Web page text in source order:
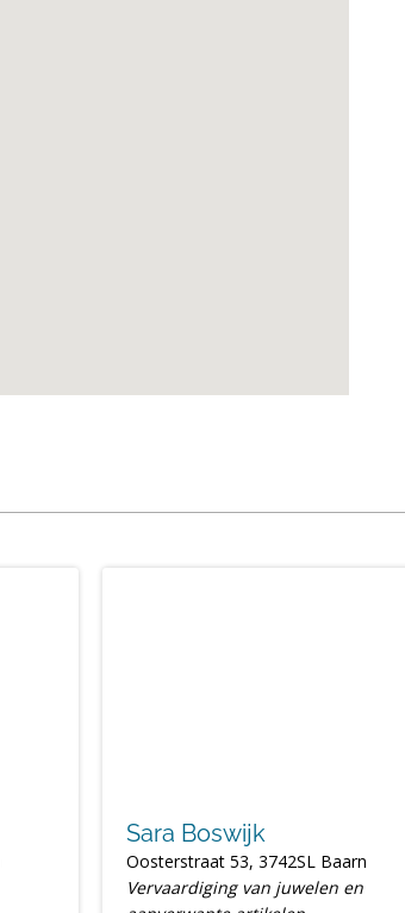
Sara Boswijk
Oosterstraat 53, 3742SL Baarn
Vervaardiging van juwelen en